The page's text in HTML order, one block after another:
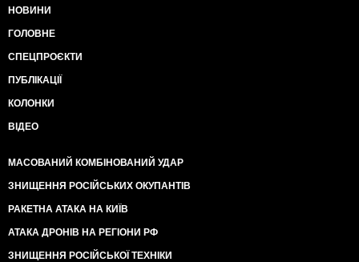
НОВИНИ
ГОЛОВНЕ
СПЕЦПРОЄКТИ
ПУБЛІКАЦІЇ
КОЛОНКИ
ВІДЕО
МАСОВАНИЙ КОМБІНОВАНИЙ УДАР
ЗНИЩЕННЯ РОСІЙСЬКИХ ОКУПАНТІВ
РАКЕТНА АТАКА НА КИЇВ
АТАКА ДРОНІВ НА РЕГІОНИ РФ
ЗНИЩЕННЯ РОСІЙСЬКОЇ ТЕХНІКИ